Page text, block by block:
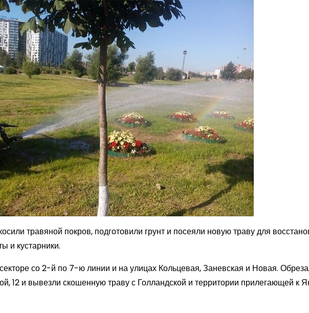
травяной покров, подготовили грунт и посеяли новую траву для
и кустарники.
со 2-й по 7-ю линии и на улицах Кольцевая, Заневская и Новая.
12 и вывезли скошенную траву с Голландской и территории прилегающей к